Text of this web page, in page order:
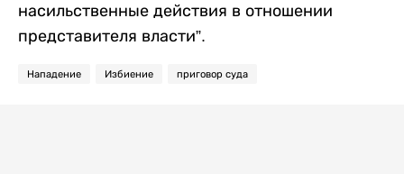
насильственные действия в отношении
представителя власти”.
Нападение Избиение приговор суда